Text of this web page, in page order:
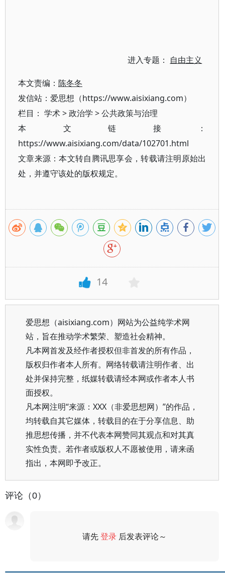
进入专题： 自由主义
本文责编： 陈冬冬
发信站：爱思想（https://www.aisixiang.com）
栏目： 学术>政治学 >公共政策与治理
本文链接：
https://www.aisixiang.com/data/102701.html
文章来源：本文转自腾讯思享会，转载请注明原始出
处，并遵守该处的版权规定。
14
爱思想（aisixiang.com）网站为公益纯学术网
站，旨在推动学术繁荣、塑造社会精神。
凡本网首发及经作者授权但非首发的所有作品，
版权归作者本人所有。网络转载请注明作者、出
处并保持完整，纸媒转载请经本网或作者本人书
面授权。
凡本网注明“来源：XXX（非爱思想网）”的作品，
均转载自其它媒体，转载目的在于分享信息、助
推思想传播，并不代表本网赞同其观点和对其真
实性负责。若作者或版权人不愿被使用，请来函
指出，本网即予改正。
评论（0）
请先登录 后发表评论～